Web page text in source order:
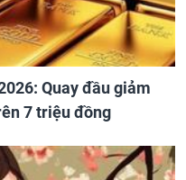
Quay đầu giảm
7 triệu đồng